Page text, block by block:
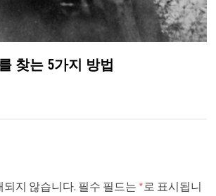
찾는 5가지 방법
지 않습니다. 필수 필드는 *로 표시됩니